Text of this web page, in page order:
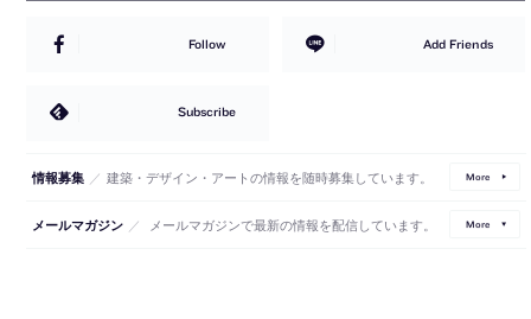
Follow Add Friends
Subscribe
情報募集 ／ 建築・デザイン・アートの情報を随時募集しています。 More
メールマガジン ／ メールマガジンで最新の情報を配信しています。 More